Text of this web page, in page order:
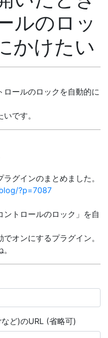
ルのロッ
かけたい
ロールのロックを自動的に
です。
グインのまとめました。
?p=7087
トロールのロック」を自
オンにするプラグイン。
ど)のURL (省略可)